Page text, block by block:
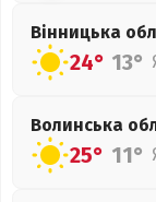
Вінницька
24° 13°
Волинська
25° 11°